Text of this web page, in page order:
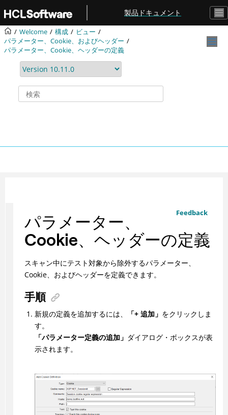
メインコンテンツにジャンプ
製品ドキュメント
Welcome 構成
ビュー
パラメーター、Cookie、およびヘッダー
パラメーター、Cookie、ヘッダーの定義
Feedback
パラメーター、
Cookie、ヘッダーの定義
スキャン中にテスト対象から除外するパラメーター、
Cookie、およびヘッダーを定義できます。
手順
新規の定義を追加するには、 「+ 追加」 をクリックしま
す。
「パラメーター定義の追加」 ダイアログ・ボックスが表
示されます。